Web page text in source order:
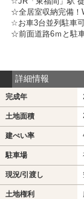
☆全居室収納完備！
☆お車3台並列駐車
☆前面道路6ｍと駐
詳細情報
完成年
土地面積
建ぺい率
駐車場
現況/引渡し
土地権利